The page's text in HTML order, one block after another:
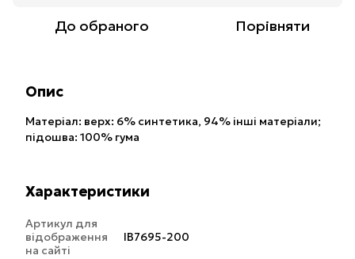
До обраного Порівняти
Опис
Матеріал: верх: 6% синтетика, 94% iншi матерiали;
підошва: 100% гума
Характеристики
Артикул для
відображення
на сайті
IB7695-200